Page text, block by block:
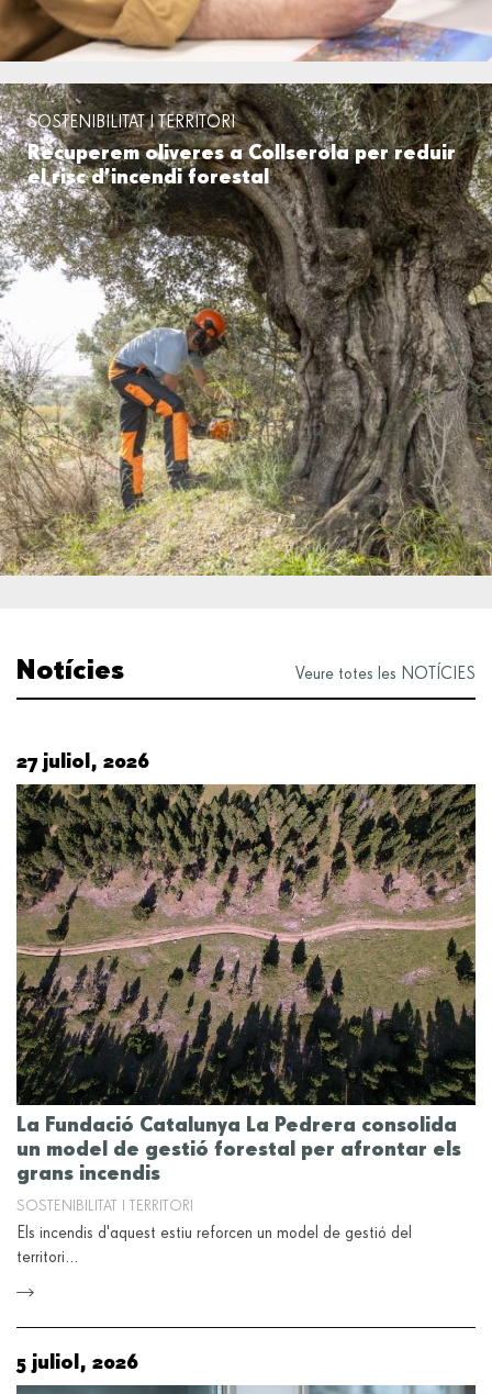
SOSTENIBILITAT I TERRITORI
Recuperem oliveres a Collserola per reduir
el risc d’incendi forestal
Notícies Veure totes les NOTÍCIES
27 juliol, 2026
La Fundació Catalunya La Pedrera consolida
un model de gestió forestal per afrontar els
grans incendis
SOSTENIBILITAT I TERRITORI
Els incendis d'aquest estiu reforcen un model de gestió del
territori…
5 juliol, 2026